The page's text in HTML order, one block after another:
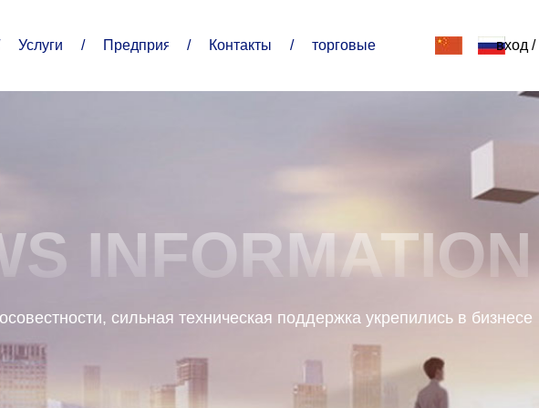
Корпоративное преимущество
Услуги / Предприятия
/ Контакты / торговые услуги вход /
INFORMATION
сильная техническая поддержка укрепились в бизнесе